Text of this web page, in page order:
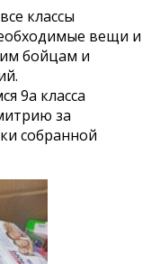
классы
вещи и
бойцам и
9а класса
за
собранной